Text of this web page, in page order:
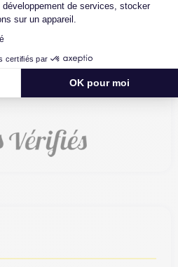
développement de services, stocker
sur un appareil.
certifiés par
OK pour moi
en tête des sites de
/5